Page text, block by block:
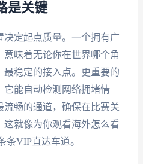
是关键
定起点质量。一个拥有广
味着无论你在世界哪个角
稳定的接入点。更重要的
它能自动检测网络拥堵情
畅的通道，确保在比赛关
就像为你观看海外怎么看
条VIP直达车道。